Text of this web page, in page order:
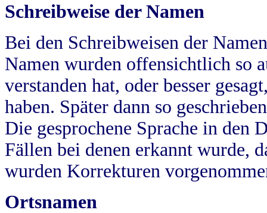
Schreibweise der Namen
Bei den Schreibweisen der
Namen wurden offensichtlich so
verstanden hat, oder besser
haben. Später dann so
Die gesprochene Sprache in
Fällen bei denen erkannt wurde,
wurden Korrekturen
Ortsnamen